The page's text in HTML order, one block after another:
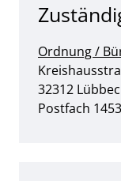
Ordnung /
Straße:
PLZ:
32312 Ort:
Postfach 1453